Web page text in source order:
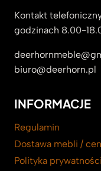
Kontakt
godzinach 8.00-
biuro@deerhorn.pl
INFORMACJE
Regulamin
Dostawa mebli /
Polityka prywatności